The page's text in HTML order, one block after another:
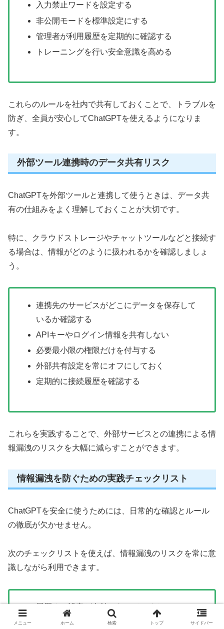
入力禁止ワードを設定する
非公開モードを標準設定にする
管理者が利用履歴を定期的に確認する
トレーニングを行い安全意識を高める
これらのルールを社内で共有しておくことで、トラブルを
防ぎ、全員が安心してChatGPTを使えるようになりま
す。
外部ツール連携時のデータ共有リスク
ChatGPTを外部ツールと連携して使うときは、データ共
有の仕組みをよく理解しておくことが大切です。
特に、クラウドストレージやチャットツールなどと接続す
る場合は、情報がどのように扱われるかを確認しましょ
う。
連携先のサービスがどこにデータを保存して
いるか確認する
APIキーやログイン情報を共有しない
必要最小限の権限だけを付与する
外部共有設定を常にオフにしておく
定期的に接続履歴を確認する
これらを実践することで、外部サービスとの連携による情
報漏洩のリスクを大幅に減らすことができます。
情報漏洩を防ぐための実践チェックリスト
ChatGPTを安全に使うためには、日常的な確認とルール
の徹底が欠かせません。
次のチェックリストを使えば、情報漏洩のリスクを常に意
識しながら利用できます。
履歴オフ設定が有効になっているか
共有リンクを不用意に作成していないか
メニュー ホーム 検索 トップ サイドバー